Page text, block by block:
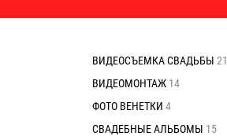
ВИДЕОСЪЕМКА СВАДЬБЫ 21
ВИДЕОМОНТАЖ 14
ФОТО ВЕНЕТКИ 4
СВАДЕБНЫЕ АЛЬБОМЫ 15